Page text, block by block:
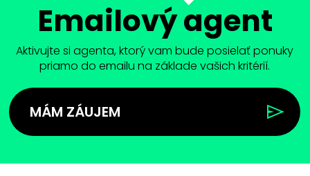
Emailový agent
Aktivujte si agenta, ktorý vam bude posielať ponuky
priamo do emailu na základe vašich kritérií.
MÁM ZÁUJEM